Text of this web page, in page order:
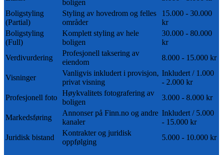
boligen
Boligstyling
(Partial)
Styling av hovedrom og felles
områder
15.000 - 30.000
kr
Boligstyling
(Full)
Komplett styling av hele
boligen
30.000 - 80.000
kr
Verdivurdering
Profesjonell taksering av
eiendom
8.000 - 15.000 kr
Visninger
Vanligvis inkludert i provisjon,
privat visning
Inkludert / 1.000
- 2.000 kr
Profesjonell foto
Høykvalitets fotografering av
boligen
3.000 - 8.000 kr
Markedsføring
Annonser på Finn.no og andre
kanaler
Inkludert / 5.000
- 15.000 kr
Juridisk bistand
Kontrakter og juridisk
oppfølging
5.000 - 10.000 kr